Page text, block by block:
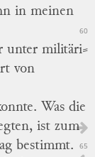
in meinen
60
unter militäri⸗
von
Was die
ist zum
bestimmt.
65